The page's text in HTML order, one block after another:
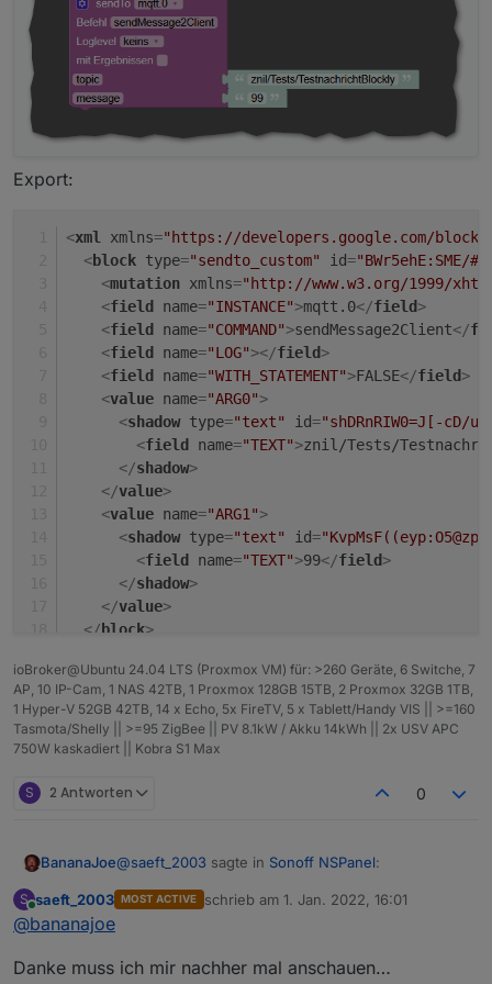
Den Status von den Widgets bekomme ich über
einen mqtt string in den iobroker. Da bin ich aber
noch nicht weit. Das mag auch daran liegen, dass
ich kein mqtt Profi bin 🙈 aber zusammen mit
Tasmota doch eine schöne Spielerei…
https://share.icloud.com/photos/006DeLV9iMId4u2
dfIsu3TcSg
Export:
<xml xmlns="https://developers.google.com/
<block type="sendto_custom" id="BWr5ehE:SME/
<mutation xmlns="http://www.w3.org/1999/
<field name="INSTANCE">mqtt.0</field>
<field name="COMMAND">sendMessage2Client</
<field name="LOG"></field>
<field name="WITH_STATEMENT">FALSE</field>
<value name="ARG0">
<shadow type="text" id="shDRnRIW0=J[-cD/
<field name="TEXT">znil/Tests/
</shadow>
</value>
<value name="ARG1">
<shadow type="text" id=
<field name="TEXT">99</field>
</shadow>
</value>
</block>
ioBroker@Ubuntu 24.04 LTS (Proxmox VM) für: >260 Geräte, 6 Switche, 7
AP, 10 IP-Cam, 1 NAS 42TB, 1 Proxmox 128GB 15TB, 2 Proxmox 32GB 1TB,
1 Hyper-V 52GB 42TB, 14 x Echo, 5x FireTV, 5 x Tablett/Handy VIS || >=160
Tasmota/Shelly || >=95 ZigBee || PV 8.1kW / Akku 14kWh || 2x USV APC
750W kaskadiert || Kobra S1 Max
S 2 Antworten 0
BananaJoe@saeft_2003 sagte in Sonoff NSPanel:
Einfach imcmnd/Gerätename/ Topic setzen.
S
Online
saeft_2003 MOST ACTIVE schrieb am 1. Jan. 2022, 16:01
zuletzt editiert von
@bananajoe
Danke muss ich mir nachher mal anschauen…